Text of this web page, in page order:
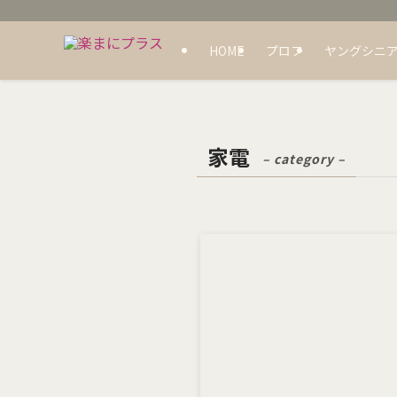
HOME プロフ ヤングシニ
家電 – category –